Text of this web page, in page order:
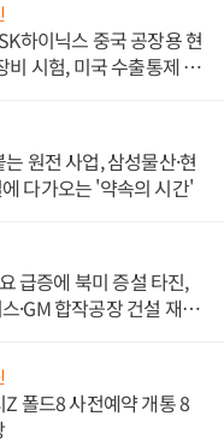
하이닉스 중국 공장용 현
비 시험, 미국 수출통제 대
원전 사업, 삼성물산·현
다가오는 '약속의 시간'
급증에 북미 증설 타진,
·GM 합작공장 건설 재추
폴드8 사전예약 개통 8